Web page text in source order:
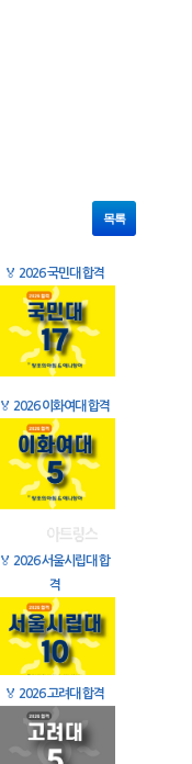
목록
🏅 2026 국민대 합격
🏅 2026 이화여대 합격
🏅 2026 서울시립대 합
격
🏅 2026 고려대 합격